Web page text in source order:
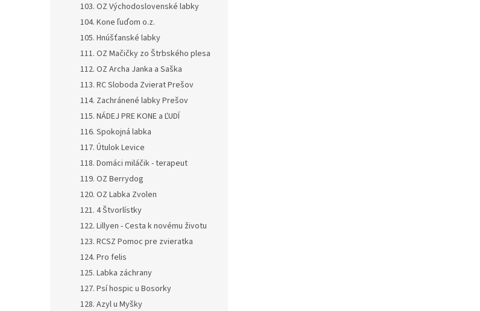
103. OZ Východoslovenské labky
104. Kone ľuďom o.z.
105. Hnúšťanské labky
111. OZ Mačičky zo Štrbského plesa
112. OZ Archa Janka a Saška
113. RC Sloboda Zvierat Prešov
114. Zachránené labky Prešov
115. NÁDEJ PRE KONE a ĽUDÍ
116. Spokojná labka
117. Útulok Levice
118. Domáci miláčik - terapeut
119. OZ Berrydog
120. OZ Labka Zvolen
121. 4 Štvorlístky
122. Lillyen - Cesta k novému životu
123. RCSZ Pomoc pre zvieratka
124. Pro felis
125. Labka záchrany
127. Psí hospic u Bosorky
128. Azyl u Myšky